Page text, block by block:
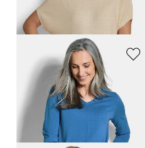
30-Tage-Bestpreis**: 69,95 € (-14%)
49,95 €69,95 €
30-Tage-Bestpreis**: 59,95 € (-16%)